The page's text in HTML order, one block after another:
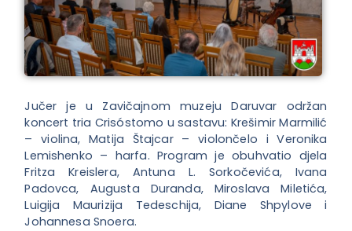
Jučer je u Zavičajnom muzeju Daruvar održan
koncert tria Crisóstomo u sastavu: Krešimir Marmilić
– violina, Matija Štajcar – violončelo i Veronika
Lemishenko – harfa.Program je obuhvatio djela
Fritza Kreislera, Antuna L. Sorkočevića, Ivana
Padovca, Augusta Duranda, Miroslava Miletića,
Luigija Maurizija Tedeschija, Diane Shpylove i
Johannesa Snoera.